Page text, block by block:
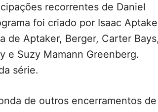
recorrentes de Daniel
foi criado por Isaac
de Aptaker, Berger, Carter Bays,
e Suzy Mamann Greenberg.
série.
de outros encerramentos de